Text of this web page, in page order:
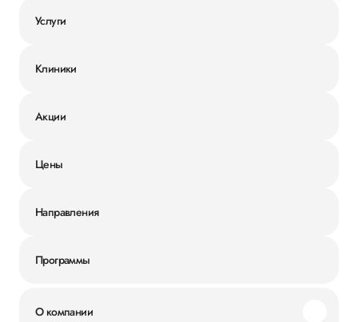
Услуги
Клиники
Акции
Цены
Направления
Программы
О компании